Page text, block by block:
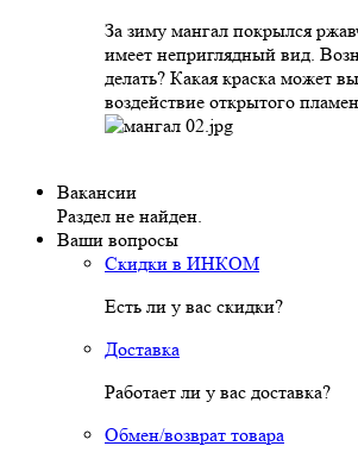
За зиму мангал покрылся
имеет неприглядный вид.
делать? Какая краска может
воздействие открытого
Вакансии
Раздел не найден.
Ваши вопросы
Скидки в ИНКОМ
Есть ли у вас скидки?
Доставка
Работает ли у вас доставка?
Обмен/возврат товара